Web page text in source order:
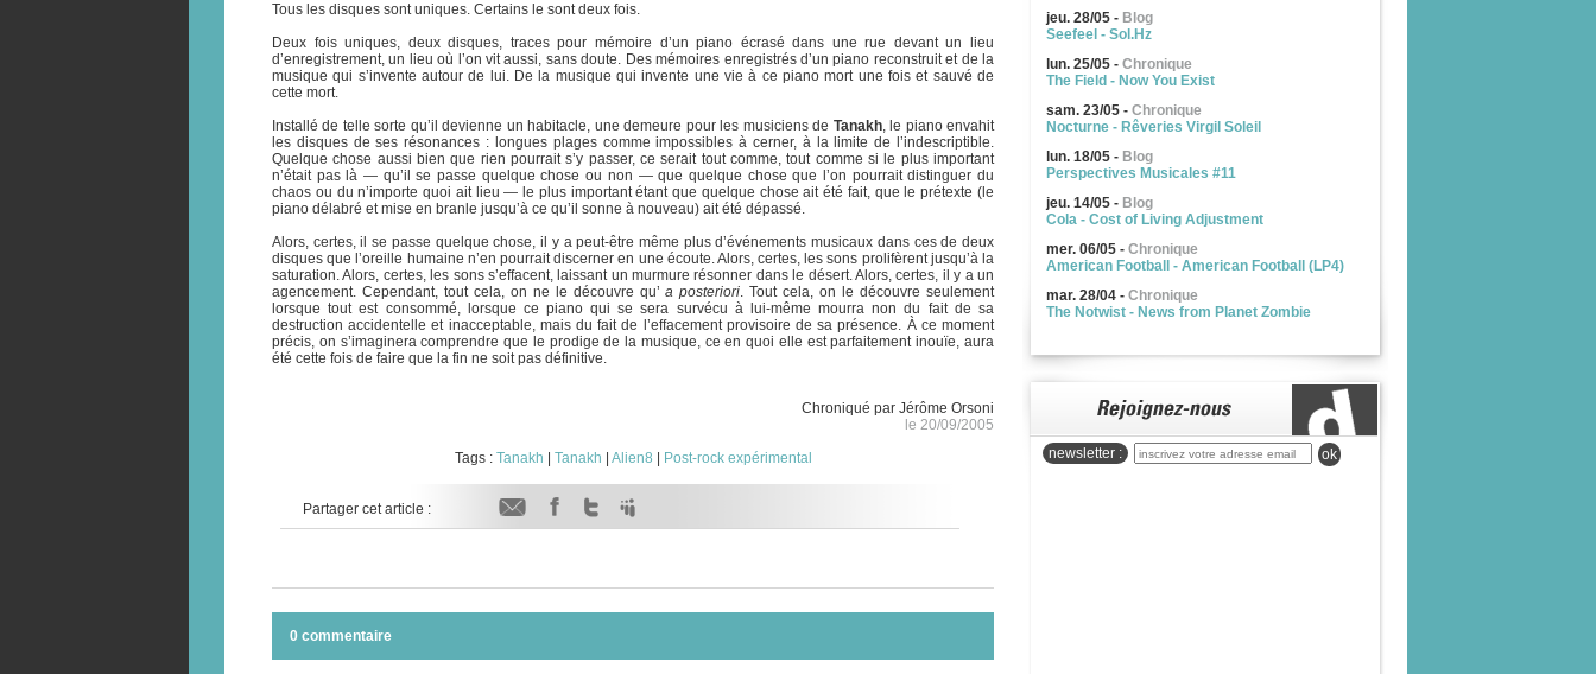
Tous les disques sont uniques. Certains le sont deux fois.
Deux fois uniques, deux disques, traces pour mémoire d’un piano écrasé dans une rue devant un lieu
d’enregistrement, un lieu où l’on vit aussi, sans doute. Des mémoires enregistrés d’un piano reconstruit et de la
musique qui s’invente autour de lui. De la musique qui invente une vie à ce piano mort une fois et sauvé de
cette mort.
Installé de telle sorte qu’il devienne un habitacle, une demeure pour les musiciens de Tanakh, le piano envahit
les disques de ses résonances : longues plages comme impossibles à cerner, à la limite de l’indescriptible.
Quelque chose aussi bien que rien pourrait s’y passer, ce serait tout comme, tout comme si le plus important
n’était pas là — qu’il se passe quelque chose ou non — que quelque chose que l’on pourrait distinguer du
chaos ou du n’importe quoi ait lieu — le plus important étant que quelque chose ait été fait, que le prétexte (le
piano délabré et mise en branle jusqu’à ce qu’il sonne à nouveau) ait été dépassé.
Alors, certes, il se passe quelque chose, il y a peut-être même plus d’événements musicaux dans ces de deux
disques que l’oreille humaine n’en pourrait discerner en une écoute. Alors, certes, les sons prolifèrent jusqu’à la
saturation. Alors, certes, les sons s’effacent, laissant un murmure résonner dans le désert. Alors, certes, il y a un
agencement. Cependant, tout cela, on ne le découvre qu’a posteriori. Tout cela, on le découvre seulement
lorsque tout est consommé, lorsque ce piano qui se sera survécu à lui-même mourra non du fait de sa
destruction accidentelle et inacceptable, mais du fait de l’effacement provisoire de sa présence. À ce moment
précis, on s’imaginera comprendre que le prodige de la musique, ce en quoi elle est parfaitement inouïe, aura
été cette fois de faire que la fin ne soit pas définitive.
Chroniqué par Jérôme Orsoni
le 20/09/2005
Tags : Tanakh Tanakh Alien8 Post-rock expérimental
Partager cet article :
0 commentaire
jeu. 28/05 - Blog
Seefeel - Sol.Hz
lun. 25/05 - Chronique
The Field - Now You Exist
sam. 23/05 - Chronique
Nocturne - Rêveries Virgil Soleil
lun. 18/05 - Blog
Perspectives Musicales #11
jeu. 14/05 - Blog
Cola - Cost of Living Adjustment
mer. 06/05 - Chronique
American Football - American Football (LP4)
mar. 28/04 - Chronique
The Notwist - News from Planet Zombie
newsletter : ok